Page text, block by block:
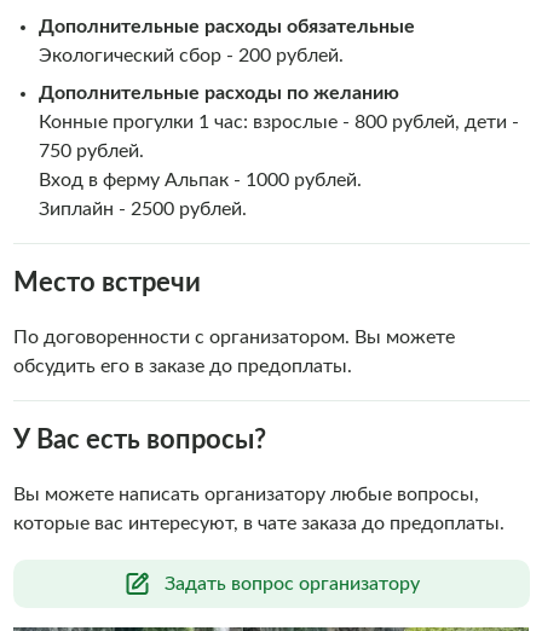
Дополнительные расходы обязательные
Экологический сбор - 200 рублей.
Дополнительные расходы по желанию
Конные прогулки 1 час: взрослые - 800 рублей, дети -
750 рублей.
Вход в ферму Альпак - 1000 рублей.
Зиплайн - 2500 рублей.
Место встречи
По договоренности с организатором. Вы можете
обсудить его в заказе до предоплаты.
У Вас есть вопросы?
Задать вопрос организатору
Вы можете написать организатору любые вопросы,
которые вас интересуют, в чате заказа до предоплаты.